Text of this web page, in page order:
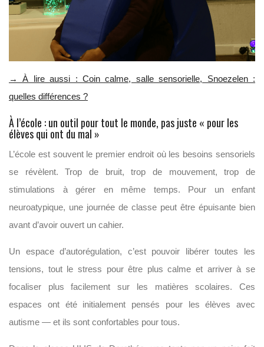
→ À lire aussi : Coin calme, salle sensorielle, Snoezelen :
quelles différences ?
À l’école : un outil pour tout le monde, pas juste « pour les
élèves qui ont du mal »
L’école est souvent le premier endroit où les besoins sensoriels
se révèlent. Trop de bruit, trop de mouvement, trop de
stimulations à gérer en même temps. Pour un enfant
neuroatypique, une journée de classe peut être épuisante bien
avant d’avoir ouvert un cahier.
Un espace d’autorégulation, c’est pouvoir libérer toutes les
tensions, tout le stress pour être plus calme et arriver à se
focaliser plus facilement sur les matières scolaires. Ces
espaces ont été initialement pensés pour les élèves avec
autisme — et ils sont confortables pour tous.